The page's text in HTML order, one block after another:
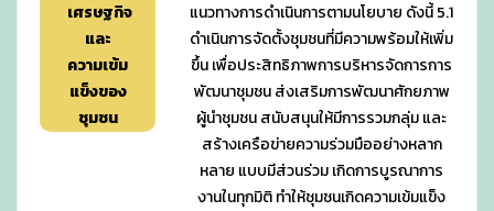
เศรษฐกิจ
และ
ความเข้ม
แข็งของ
ชุมชน
แนวทางการดำเนินการตามนโยบาย ดังนี้ 5.1
ดำเนินการจัดตั้งชุมชนที่มีความพร้อมให้เพิ่ม
ขึ้น เพื่อประสิทธิภาพการบริหารจัดการการ
พัฒนาชุมชน ส่งเสริมการพัฒนาศักยภาพ
ผู้นำชุมชน สนับสนุนให้มีการรวมกลุ่ม และ
สร้างเครือข่ายความร่วมมืออย่างหลาก
หลาย แบบมีส่วนร่วม เกิดการบูรณาการ
งานในทุกมิติ ทำให้ชุมชนเกิดความเข้มแข็ง